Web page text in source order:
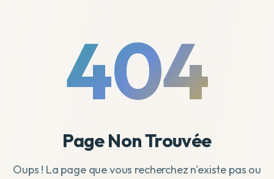
404
Page Non Trouvée
Oups ! La page que vous recherchez n'existe pas ou